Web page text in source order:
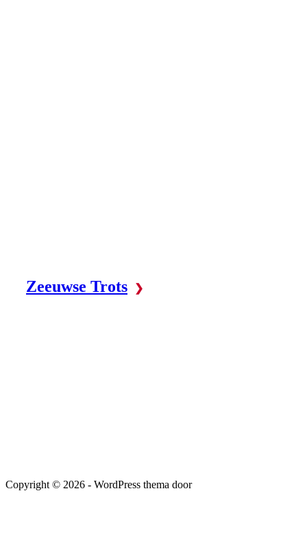
Zeeuwse Trots
Copyright © 2026 - WordPress thema door